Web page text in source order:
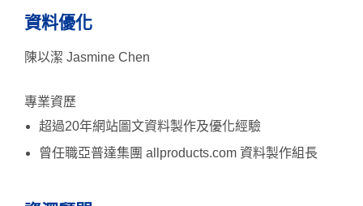
資料優化
陳以潔 Jasmine Chen
專業資歷
超過20年網站圖文資料製作及優化經驗
曾任職亞普達集團 allproducts.com 資料製作組長